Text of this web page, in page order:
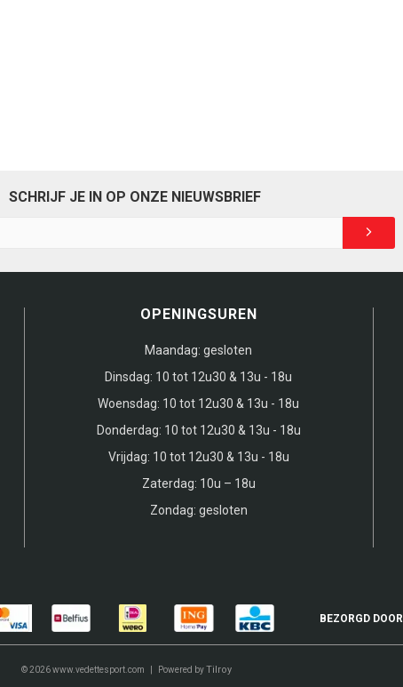
SCHRIJF JE IN OP ONZE NIEUWSBRIEF
OPENINGSUREN
Maandag: gesloten
Dinsdag: 10 tot 12u30 & 13u - 18u
Woensdag: 10 tot 12u30 & 13u - 18u
Donderdag: 10 tot 12u30 & 13u - 18u
Vrijdag: 10 tot 12u30 & 13u - 18u
Zaterdag: 10u – 18u
Zondag: gesloten
BEZORGD DOOR
© 2026 www.vedettesport.com | Powered byTilroy